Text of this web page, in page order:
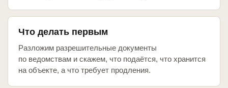
Что делать первым
Разложим разрешительные документы
по ведомствам и скажем, что подаётся, что хранится
на объекте, а что требует продления.